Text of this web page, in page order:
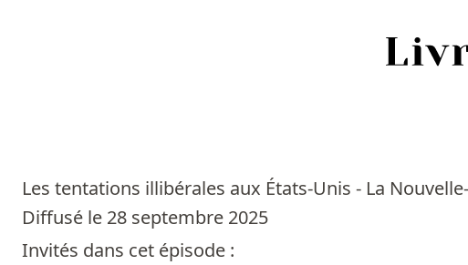
Les tentations illibérales aux États-Unis - La
Diffusé le 28 septembre 2025
Invités dans cet épisode :
Sources
Personnes